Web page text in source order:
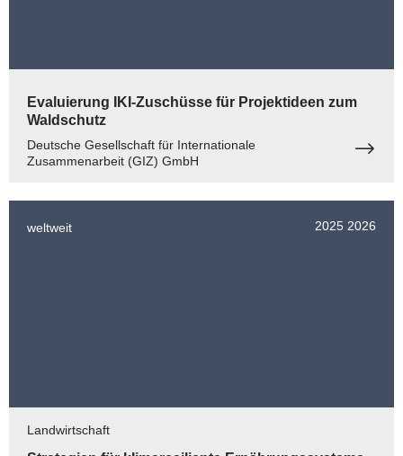
Evaluierung IKI-Zuschüsse für Projektideen zum
Waldschutz
Deutsche Gesellschaft für Internationale
Zusammenarbeit (GIZ) GmbH
weltweit 2025 2026
Landwirtschaft